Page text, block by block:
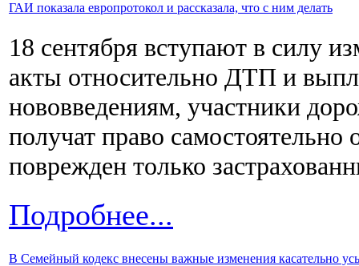
ГАИ показала европротокол и рассказала, что с ним делать
18 сентября вступают в силу
акты относительно ДТП и
нововведениям, участники
получат право
поврежден только
Подробнее...
В Семейный кодекс внесены важные изменения касательно